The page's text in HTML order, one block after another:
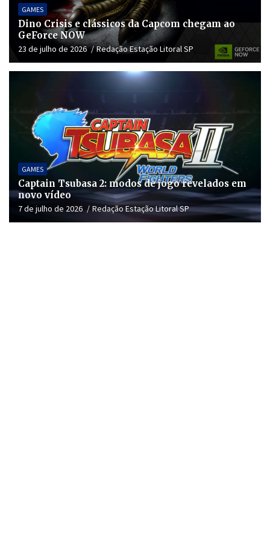
GAMES
Dino Crisis e clássicos da Capcom chegam ao
GeForce NOW
23 de julho de 2026 Redação Estação Litoral SP
GAMES
Captain Tsubasa 2: modos de jogo revelados em
novo vídeo
7 de julho de 2026 Redação Estação Litoral SP